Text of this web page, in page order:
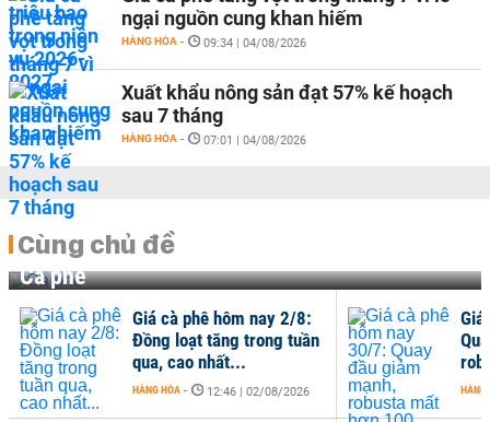
ngại nguồn cung khan hiếm
HÀNG HÓA - 09:34 | 04/08/2026
Xuất khẩu nông sản đạt 57% kế hoạch
sau 7 tháng
HÀNG HÓA - 07:01 | 04/08/2026
Cùng chủ đề
Cà phê
Giá cà phê hôm nay 2/8:
Đồng loạt tăng trong tuần
qua, cao nhất...
HÀNG HÓA - 12:46 | 02/08/2026 HÀNG